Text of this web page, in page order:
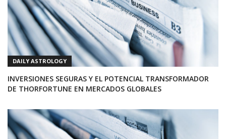
DAILY ASTROLOGY
INVERSIONES SEGURAS Y EL POTENCIAL TRANSFORMADOR
DE THORFORTUNE EN MERCADOS GLOBALES